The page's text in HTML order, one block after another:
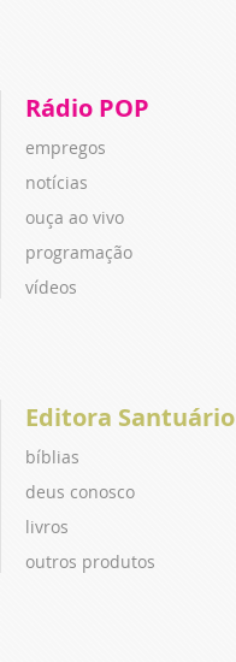
Rádio POP
empregos
notícias
ouça ao vivo
programação
vídeos
Editora Santuário
bíblias
deus conosco
livros
outros produtos